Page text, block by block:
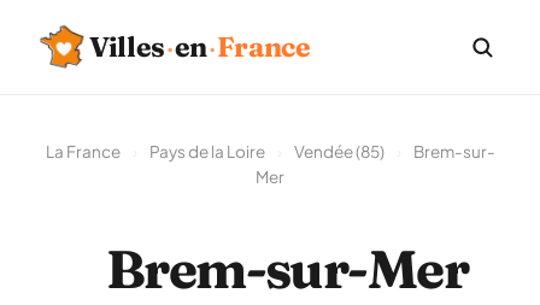
Villes·en·France
La France Pays de la Loire Vendée (85)
Brem-sur-
Mer
Brem-sur-Mer